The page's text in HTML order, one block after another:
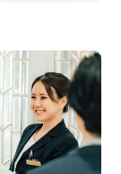
たが、「ええ
た反応でし
アラーを努め
われました💍